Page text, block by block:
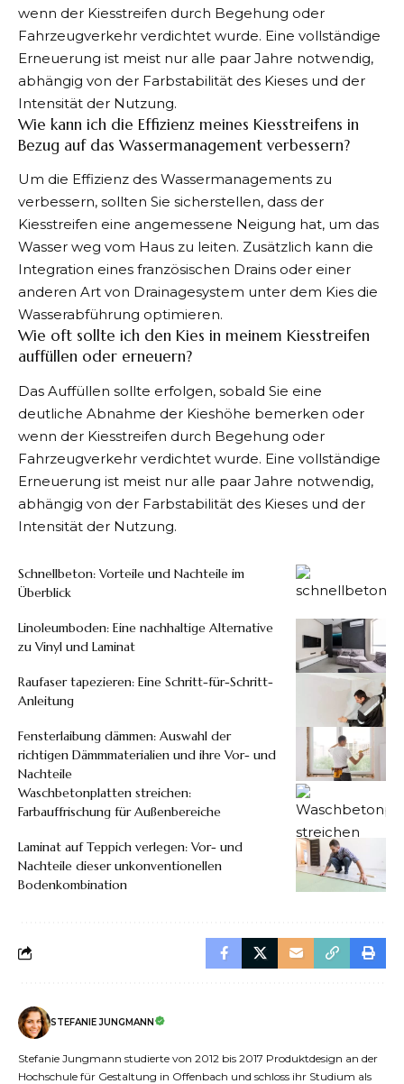
wenn der Kiesstreifen durch Begehung oder
Fahrzeugverkehr verdichtet wurde. Eine vollständige
Erneuerung ist meist nur alle paar Jahre notwendig,
abhängig von der Farbstabilität des Kieses und der
Intensität der Nutzung.
Wie kann ich die Effizienz meines Kiesstreifens in
Bezug auf das Wassermanagement verbessern?
Um die Effizienz des Wassermanagements zu
verbessern, sollten Sie sicherstellen, dass der
Kiesstreifen eine angemessene Neigung hat, um das
Wasser weg vom Haus zu leiten. Zusätzlich kann die
Integration eines französischen Drains oder einer
anderen Art von Drainagesystem unter dem Kies die
Wasserabführung optimieren.
Wie oft sollte ich den Kies in meinem Kiesstreifen
auffüllen oder erneuern?
Das Auffüllen sollte erfolgen, sobald Sie eine
deutliche Abnahme der Kieshöhe bemerken oder
wenn der Kiesstreifen durch Begehung oder
Fahrzeugverkehr verdichtet wurde. Eine vollständige
Erneuerung ist meist nur alle paar Jahre notwendig,
abhängig von der Farbstabilität des Kieses und der
Intensität der Nutzung.
Schnellbeton: Vorteile und Nachteile im
Überblick
Linoleumboden: Eine nachhaltige Alternative
zu Vinyl und Laminat
Raufaser tapezieren: Eine Schritt-für-Schritt-
Anleitung
Fensterlaibung dämmen: Auswahl der
richtigen Dämmmaterialien und ihre Vor- und
Nachteile
Waschbetonplatten streichen:
Farbauffrischung für Außenbereiche
Laminat auf Teppich verlegen: Vor- und
Nachteile dieser unkonventionellen
Bodenkombination
STEFANIE JUNGMANN
Stefanie Jungmann studierte von 2012 bis 2017 Produktdesign an der
Hochschule für Gestaltung in Offenbach und schloss ihr Studium als